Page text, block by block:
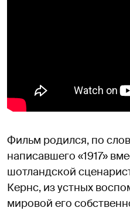
Фильм родился, по
написавшего «1917»
шотландской
Кернс, из устных
мировой его